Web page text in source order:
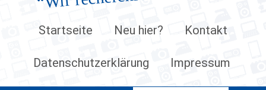
Startseite Neu hier? Kontakt
Datenschutzerklärung Impressum